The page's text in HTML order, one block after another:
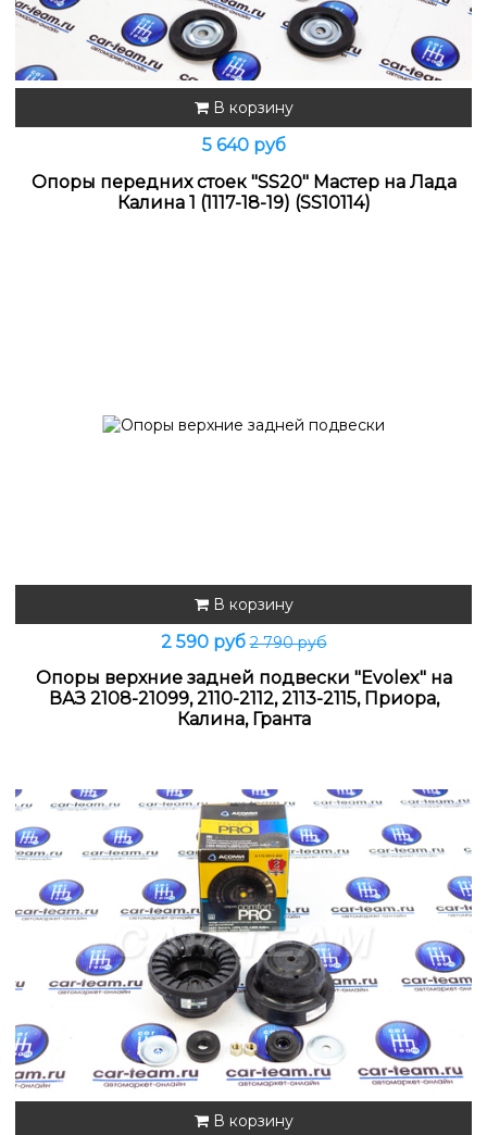
В корзину
5 640 руб
Опоры передних стоек "SS20" Мастер на Лада
Калина 1 (1117-18-19) (SS10114)
В корзину
2 590 руб2 790 руб
Опоры верхние задней подвески "Evolex" на
ВАЗ 2108-21099, 2110-2112, 2113-2115, Приора,
Калина, Гранта
В корзину